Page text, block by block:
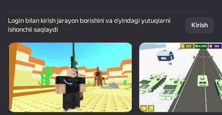
Qurilmani aylantiring
O‘yinlar faqat gorizontal
oriyentatsiyasida ishlaydi
Login bilan kirish jarayon borishini va o‘yindagi yutuqlarni
ishonchli saqlaydi
Kirish